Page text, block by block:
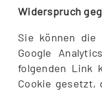
Widerspruch
Sie können die
Google
folgenden Link
Cookie gesetzt,